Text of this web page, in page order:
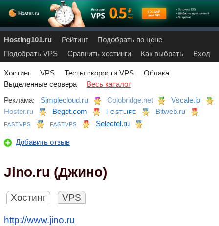
Hosting101.ru Рейтинг
Подобрать по цене
Подобрать VPS
Сравнить хостинги Как выбрать Вход
Хостинг VPS Тесты скорости VPS
Облака
Выделенные сервера
Весь каталог
Реклама:
Simplecloud.ru Colobridge.net
Vscale.io
Hoster.ru
Beget.com HOSTLIFE Bitweb.ru
FASTVPS FASTVPS Selectel.ru
Добавить отзыв
Jino.ru (Джино)
Хостинг VPS
http://www.jino.ru